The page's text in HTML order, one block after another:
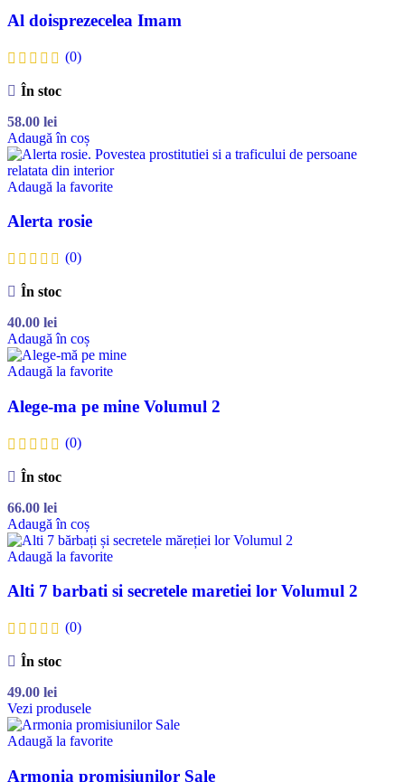
Al doisprezecelea Imam
(0)
În stoc
58.00 lei
Adaugă în coș
Adaugă la favorite
Alerta rosie
(0)
În stoc
40.00 lei
Adaugă în coș
Adaugă la favorite
Alege-ma pe mine Volumul 2
(0)
În stoc
66.00 lei
Adaugă în coș
Adaugă la favorite
Alti 7 barbati si secretele maretiei lor Volumul 2
(0)
În stoc
49.00 lei
Vezi produsele
Adaugă la favorite
Armonia promisiunilor Sale